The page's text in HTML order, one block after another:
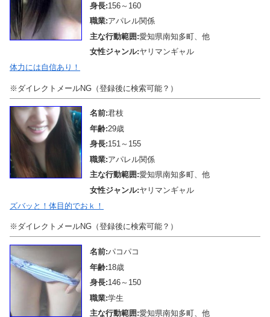
身長:156～160
職業:アパレル関係
主な行動範囲:愛知県南知多町、他
女性ジャンル:ヤリマンギャル
体力には自信あり！
※ダイレクトメールNG（登録後に検索可能？）
名前:君枝
年齢:29歳
身長:151～155
職業:アパレル関係
主な行動範囲:愛知県南知多町、他
女性ジャンル:ヤリマンギャル
ズバッと！体目的でおｋ！
※ダイレクトメールNG（登録後に検索可能？）
名前:パコパコ
年齢:18歳
身長:146～150
職業:学生
主な行動範囲:愛知県南知多町、他